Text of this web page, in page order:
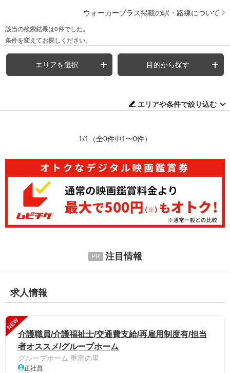
ウォーカープラス掲載の駅・路線について
該当の検索結果は0件でした。
条件を変えてお探しください。
エリアを選択 目的から探す
エリアや条件で絞り込む
1/1 （全0件中1〜0件）
注目情報
求人情報
NEW
介護職員/介護福祉士/交通費支給/再雇用制度有/担当
者オススメ/グループホーム
グループホーム 重富の里
正社員